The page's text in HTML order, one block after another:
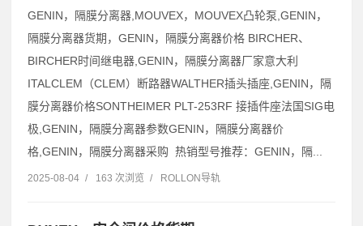
GENIN，隔膜分离器,MOUVEX，MOUVEX凸轮泵,GENIN，
隔膜分离器货期，GENIN，隔膜分离器价格 BIRCHER、
BIRCHER时间继电器,GENIN，隔膜分离器厂家意大利
ITALCLEM（CLEM）断路器WALTHER插头插座,GENIN，隔
膜分离器价格SONTHEIMER PLT-253RF 接插件座法国SIG电
极,GENIN，隔膜分离器参数GENIN，隔膜分离器价
格,GENIN，隔膜分离器采购 热销型号推荐：GENIN，隔...
2025-08-04 / 163 次浏览 / ROLLON导轨